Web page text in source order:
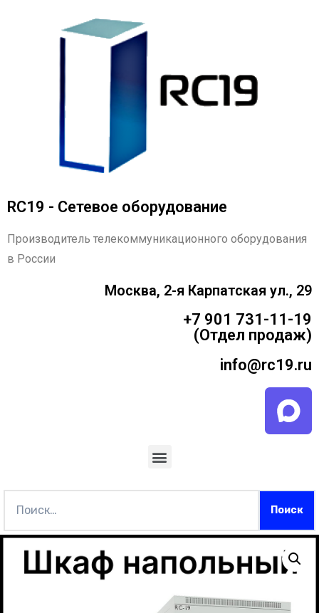
RC19 - Сетевое оборудование
Производитель телекоммуникационного оборудования
в России
Москва, 2-я Карпатская ул., 29
+7 901 731-11-19
(Отдел продаж)
info@rc19.ru